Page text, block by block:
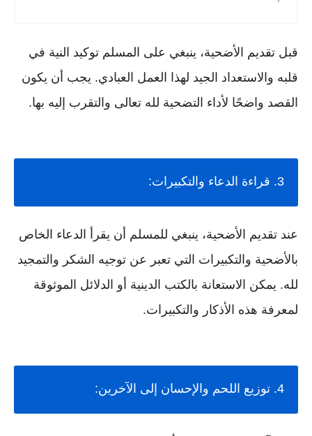
قبل تقديم الأضحية، ينبغي على المسلم توكيد النية في
قلبه والاستعداد الجيد لهذا العمل العبادي. يجب أن يكون
القصد واضحًا لأداء التضحية لله تعالى والتقرب إليه بها.
3. قراءة الدعاء والتكبيرات:
عند تقديم الأضحية، ينبغي للمسلم أن يقرأ الدعاء الخاص
بالأضحية والتكبيرات التي تعبر عن توجيه الشكر والتمجيد
لله. يمكن الاستعانة بالكتب الدينية أو الدلائل الموثوقة
لمعرفة هذه الأذكار والتكبيرات.
4. توزيع اللحم والإحسان إلى الآخرين: